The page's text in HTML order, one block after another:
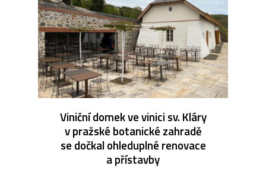
Viniční domek ve vinici sv. Kláry
v pražské botanické zahradě
se dočkal ohleduplné renovace
a přístavby